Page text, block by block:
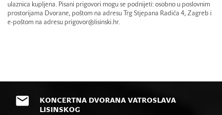
ulaznica kupljena. Pisani prigovori mogu se podnijeti: osobno u poslovnim
prostorijama Dvorane, poštom na adresu Trg Stjepana Radića 4, Zagreb i
e-poštom na adresu prigovor@lisinski.hr.
KONCERTNA DVORANA VATROSLAVA
LISINSKOG